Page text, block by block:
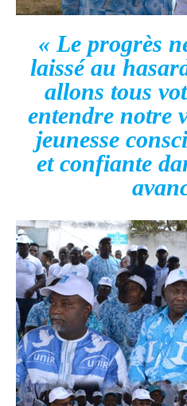
« Le progrès
laissé au
allons tous
entendre notre
jeunesse
et confiante